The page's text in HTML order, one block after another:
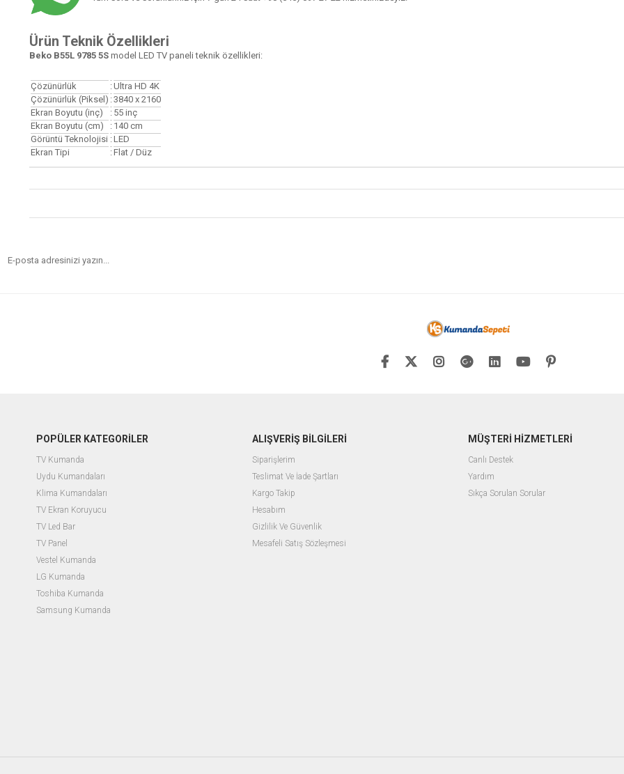
Ürün Teknik Özellikleri
Beko B55L 9785 5S model LED TV paneli teknik özellikleri:
Çözünürlük :Ultra HD 4K
Çözünürlük (Piksel) :3840 x 2160
Ekran Boyutu (inç)
: 55 inç
Ekran Boyutu (cm)
: 140 cm
Görüntü Teknolojisi :LED
Ekran Tipi
:Flat / Düz
POPÜLER KATEGORİLER
TV Kumanda
Uydu Kumandaları
Klima Kumandaları
TV Ekran Koruyucu
TV Led Bar
TV Panel
Vestel Kumanda
LG Kumanda
Toshiba Kumanda
Samsung Kumanda
ALIŞVERİŞ BİLGİLERİ
Siparişlerim
Teslimat Ve İade Şartları
Kargo Takip
Hesabım
Gizlilik Ve Güvenlik
Mesafeli Satış Sözleşmesi
MÜŞTERİ HİZMETLERİ
Canlı Destek
Yardım
Sıkça Sorulan Sorular